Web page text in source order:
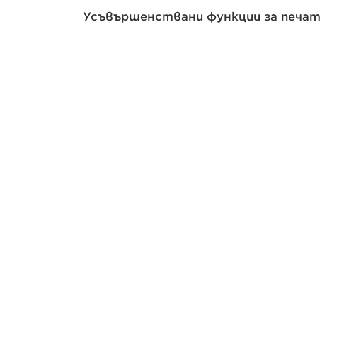
Усъвършенствани функции за печат